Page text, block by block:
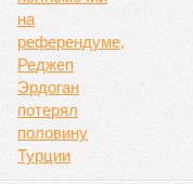
– Вероятно, в случае
своими европейскими
инициировать новый
подобно
европейская
доходы от
минус в таком же